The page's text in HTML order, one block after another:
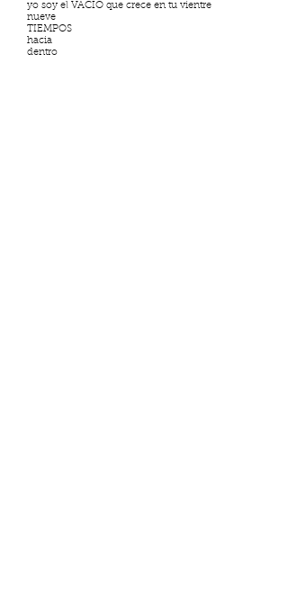
yo soy el VACÍO que crece en tu vientre
nueve
TIEMPOS
hacia
dentro